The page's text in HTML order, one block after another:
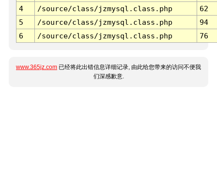
4
/source/class/jzmysql.class.php
62
5
/source/class/jzmysql.class.php
94
6
/source/class/jzmysql.class.php 76
www.365jz.com 已经将此出错信息详细记录, 由此给您带来的访问不便我
们深感歉意.